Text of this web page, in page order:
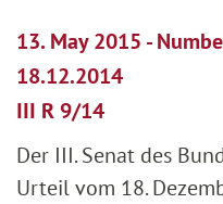
13. May 2015 -
18.12.2014
III R 9/14
Der III. Senat des
Urteil vom 18.